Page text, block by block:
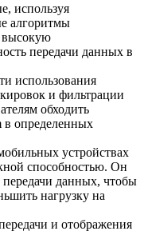
используя
алгоритмы
высокую
передачи данных в
использования
и фильтрации
обходить
в определенных
устройствах
способностью. Он
данных, чтобы
нагрузку на
и отображения